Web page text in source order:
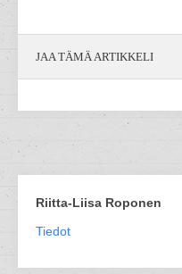
JAA TÄMÄ ARTIKKELI
Riitta-Liisa Roponen
Tiedot